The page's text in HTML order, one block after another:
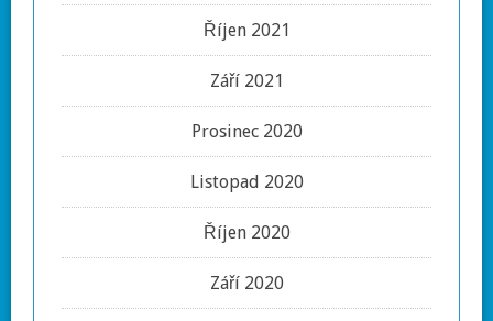
Říjen 2021
Září 2021
Prosinec 2020
Listopad 2020
Říjen 2020
Září 2020